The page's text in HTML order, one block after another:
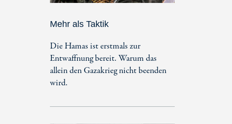
Mehr als Taktik
Die Hamas ist erstmals zur
Entwaffnung bereit. Warum das
allein den Gazakrieg nicht beenden
wird.